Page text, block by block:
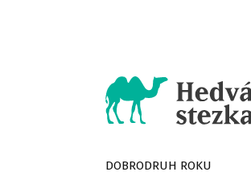
DOBRODRUH ROKU